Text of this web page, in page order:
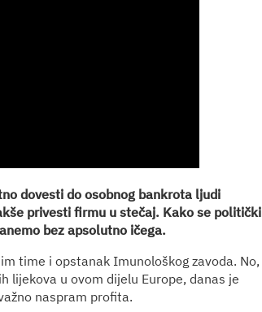
dovesti do osobnog bankrota ljudi
privesti firmu u stečaj. Kako se politički
bez apsolutno ičega.
time i opstanak Imunološkog zavoda. No,
lijekova u ovom dijelu Europe, danas je
naspram profita.